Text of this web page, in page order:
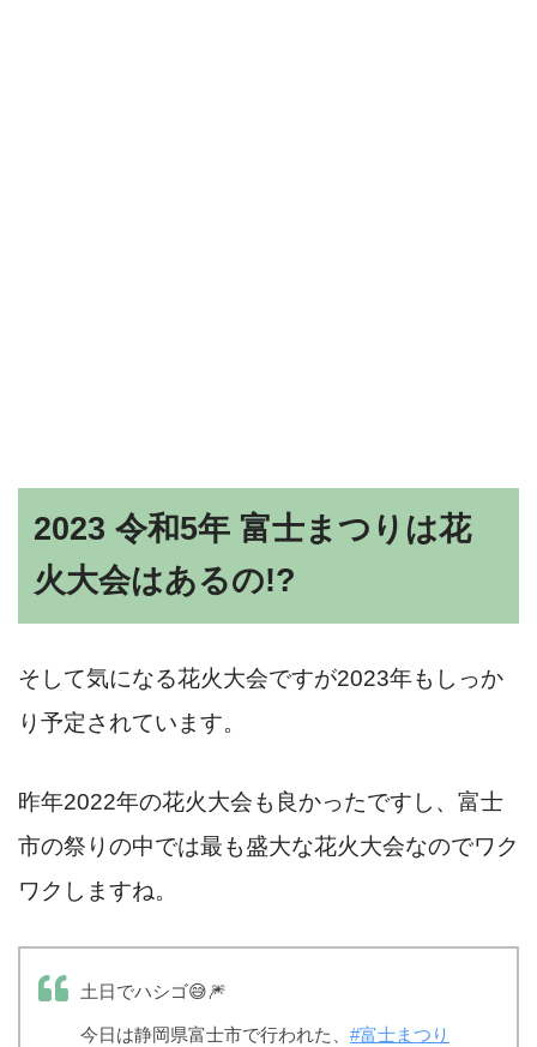
2023 令和5年 富士まつりは花
火大会はあるの!?
そして気になる花火大会ですが2023年もしっか
り予定されています。
昨年2022年の花火大会も良かったですし、富士
市の祭りの中では最も盛大な花火大会なのでワク
ワクしますね。
土日でハシゴ😅🎆
今日は静岡県富士市で行われた、 #富士まつり